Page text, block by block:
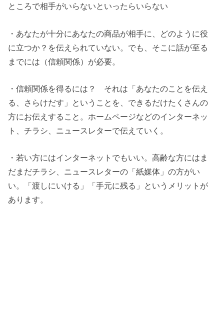
ところで相手がいらないといったらいらない
・あなたが十分にあなたの商品が相手に、どのように役
に立つか？を伝えられていない。でも、そこに話が至る
までには（信頼関係）が必要。
・信頼関係を得るには？ それは「あなたのことを伝え
る、さらけだす」ということを、できるだけたくさんの
方にお伝えすること。ホームページなどのインターネッ
ト、チラシ、ニュースレターで伝えていく。
・若い方にはインターネットでもいい。高齢な方にはま
だまだチラシ、ニュースレターの「紙媒体」の方がい
い。「渡しにいける」「手元に残る」というメリットが
あります。